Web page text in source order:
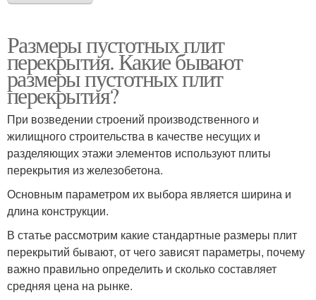
Размеры пустотных плит
перекрытия. Какие бывают
размеры пустотных плит
перекрытия?
При возведении строений производственного и
жилищного строительства в качестве несущих и
разделяющих этажи элементов используют плиты
перекрытия из железобетона.
Основным параметром их выбора является ширина и
длина конструкции.
В статье рассмотрим какие стандартные размеры плит
перекрытий бывают, от чего зависят параметры, почему
важно правильно определить и сколько составляет
средняя цена на рынке.